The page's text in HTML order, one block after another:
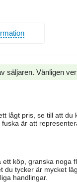
säljaren. Vänligen
lågt pris, se till att
är att
köp, granska noga
du tycker är mycket
handlingar.